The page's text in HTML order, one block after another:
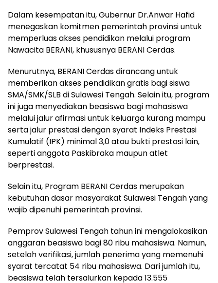
Dalam kesempatan itu, Gubernur Dr.Anwar Hafid
menegaskan komitmen pemerintah provinsi untuk
memperluas akses pendidikan melalui program
Nawacita BERANI, khususnya BERANI Cerdas.
Menurutnya, BERANI Cerdas dirancang untuk
memberikan akses pendidikan gratis bagi siswa
SMA/SMK/SLB di Sulawesi Tengah. Selain itu, program
ini juga menyediakan beasiswa bagi mahasiswa
melalui jalur afirmasi untuk keluarga kurang mampu
serta jalur prestasi dengan syarat Indeks Prestasi
Kumulatif (IPK) minimal 3,0 atau bukti prestasi lain,
seperti anggota Paskibraka maupun atlet
berprestasi.
Selain itu, Program BERANI Cerdas merupakan
kebutuhan dasar masyarakat Sulawesi Tengah yang
wajib dipenuhi pemerintah provinsi.
Pemprov Sulawesi Tengah tahun ini mengalokasikan
anggaran beasiswa bagi 80 ribu mahasiswa. Namun,
setelah verifikasi, jumlah penerima yang memenuhi
syarat tercatat 54 ribu mahasiswa. Dari jumlah itu,
beasiswa telah tersalurkan kepada 13.555